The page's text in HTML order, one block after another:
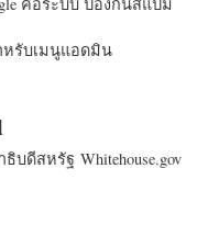
รับเมนูแอดมิน
บดีสหรัฐ Whitehouse.gov